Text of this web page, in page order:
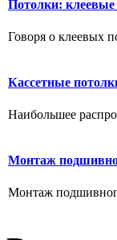
Потолки: клеевые
Говоря о клеевых
Кассетные
Наибольшее
Монтаж
Монтаж